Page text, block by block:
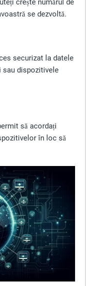
crește numărul de
se dezvoltă.
securizat la datele
sau dispozitivele
să acordați
în loc să